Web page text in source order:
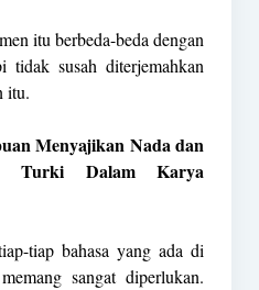
itu berbeda-beda dengan
susah diterjemahkan
itu.
Menyajikan Nada dan
Turki Dalam Karya
tiap bahasa yang ada di
sangat diperlukan.